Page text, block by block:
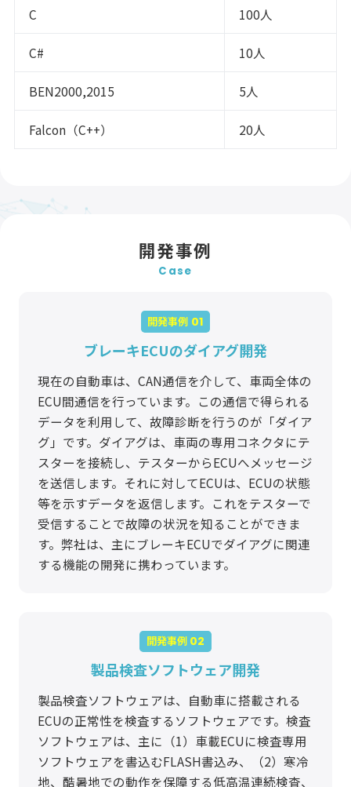
C 100人
C# 10人
BEN2000,2015 5人
Falcon（C++） 20人
開発事例
Case
開発事例
ブレーキECUのダイアグ開発
現在の自動車は、CAN通信を介して、車両全体の
ECU間通信を行っています。この通信で得られる
データを利用して、故障診断を行うのが「ダイア
グ」です。ダイアグは、車両の専用コネクタにテ
スターを接続し、テスターからECUへメッセージ
を送信します。それに対してECUは、ECUの状態
等を示すデータを返信します。これをテスターで
受信することで故障の状況を知ることができま
す。弊社は、主にブレーキECUでダイアグに関連
する機能の開発に携わっています。
開発事例
製品検査ソフトウェア開発
製品検査ソフトウェアは、自動車に搭載される
ECUの正常性を検査するソフトウェアです。検査
ソフトウェアは、主に（1）車載ECUに検査専用
ソフトウェアを書込むFLASH書込み、（2）寒冷
地、酷暑地での動作を保障する低高温連続検査、